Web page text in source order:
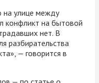
на улице между
конфликт на бытовой
нет. В
разбирательства
— говорится в